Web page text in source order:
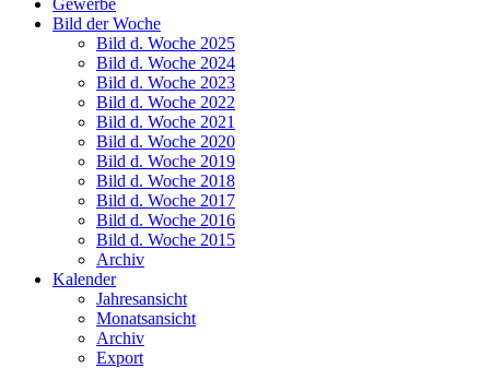
Bild der Woche
Bild d. Woche 2025
Bild d. Woche 2024
Bild d. Woche 2023
Bild d. Woche 2022
Bild d. Woche 2021
Bild d. Woche 2020
Bild d. Woche 2019
Bild d. Woche 2018
Bild d. Woche 2017
Bild d. Woche 2016
Bild d. Woche 2015
Archiv
Kalender
Jahresansicht
Monatsansicht
Archiv
Export